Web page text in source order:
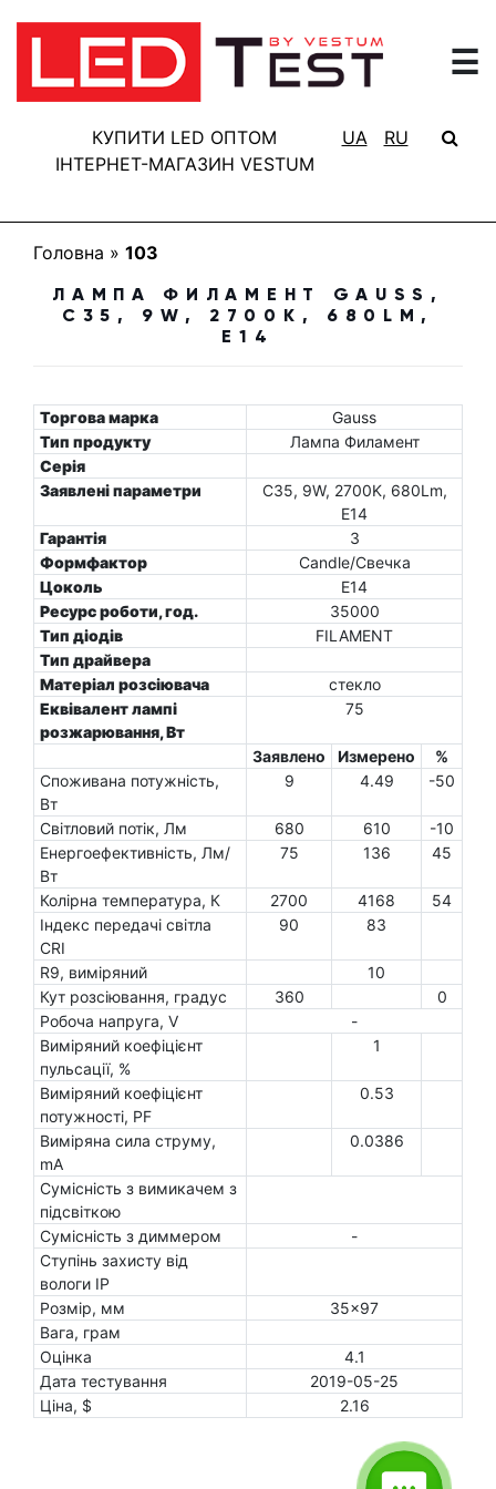
☰
КУПИТИ LED ОПТОМ
ІНТЕРНЕТ-МАГАЗИН VESTUM
UA RU
ГОЛОВНА
РЕЗУЛЬТАТИ
ТЕСТУВАННЯ
ПРОЕКТ
Головна » 103
ЛАМПА ФИЛАМЕНТ GAUSS,
C35, 9W, 2700K, 680LM,
E14
Торгова марка
Gauss
Тип продукту
Лампа Филамент
Серія
Заявлені параметри
C35, 9W, 2700K, 680Lm,
E14
Гарантія
3
Формфактор
Candle/Свечка
Цоколь
E14
Ресурс роботи, год.
35000
Тип діодів
FILAMENT
Тип драйвера
Матеріал розсіювача
стекло
Еквівалент лампі
розжарювання, Вт
75
Заявлено Измерено
%
Споживана потужність,
Вт
9 4.49 -50
Світловий потік, Лм 680 610
-10
Енергоефективність, Лм/
Вт
75 136 45
Колірна температура, К 2700 4168
54
Індекс передачі світла
CRI
90 83
R9, виміряний
10
Кут розсіювання, градус
360
0
Робоча напруга, V
-
Виміряний коефіцієнт
пульсації, %
1
Виміряний коефіцієнт
потужності, PF
0.53
Виміряна сила струму,
mA
0.0386
Сумісність з вимикачем з
підсвіткою
Сумісність з диммером
-
Ступінь захисту від
вологи IP
Розмір, мм
35x97
Вага, грам
Оцінка
4.1
Дата тестування
2019-05-25
Ціна, $
2.16